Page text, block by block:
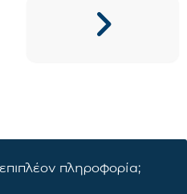
πληροφορία;